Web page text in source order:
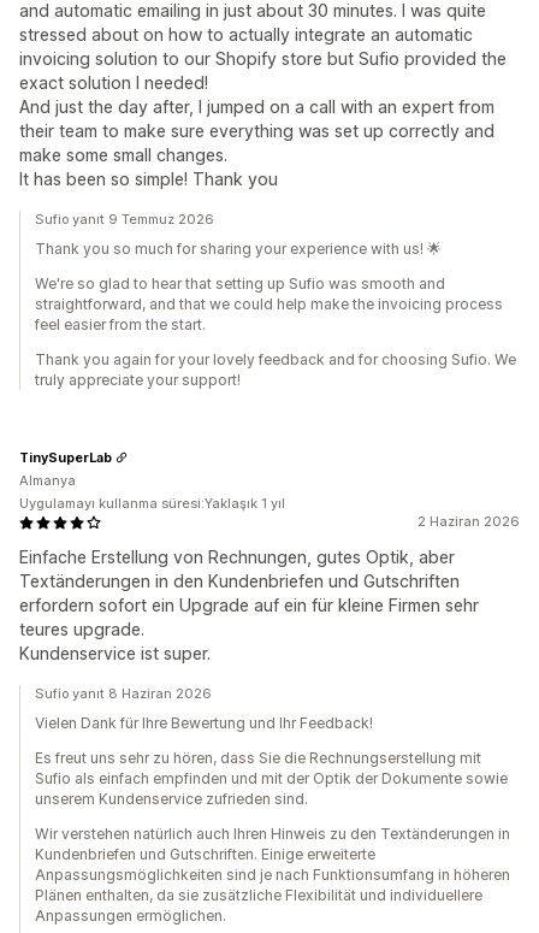
and automatic emailing in just about 30 minutes. I was quite
stressed about on how to actually integrate an automatic
invoicing solution to our Shopify store but Sufio provided the
exact solution I needed!
And just the day after, I jumped on a call with an expert from
their team to make sure everything was set up correctly and
make some small changes.
It has been so simple! Thank you
Sufio yanıt 9 Temmuz 2026
Thank you so much for sharing your experience with us! 🌟
We're so glad to hear that setting up Sufio was smooth and
straightforward, and that we could help make the invoicing process
feel easier from the start.
Thank you again for your lovely feedback and for choosing Sufio. We
truly appreciate your support!
2 Haziran 2026
Einfache Erstellung von Rechnungen, gutes Optik, aber
Textänderungen in den Kundenbriefen und Gutschriften
erfordern sofort ein Upgrade auf ein für kleine Firmen sehr
teures upgrade.
Kundenservice ist super.
TinySuperLab
Almanya
Uygulamayı kullanma süresi:Yaklaşık 1 yıl
Sufio yanıt 8 Haziran 2026
Vielen Dank für Ihre Bewertung und Ihr Feedback!
Es freut uns sehr zu hören, dass Sie die Rechnungserstellung mit
Sufio als einfach empfinden und mit der Optik der Dokumente sowie
unserem Kundenservice zufrieden sind.
Wir verstehen natürlich auch Ihren Hinweis zu den Textänderungen in
Kundenbriefen und Gutschriften. Einige erweiterte
Anpassungsmöglichkeiten sind je nach Funktionsumfang in höheren
Plänen enthalten, da sie zusätzliche Flexibilität und individuellere
Anpassungen ermöglichen.